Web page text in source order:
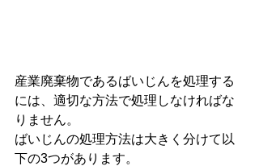
産業廃棄物であるばいじんを処理する
には、適切な方法で処理しなければな
りません。
ばいじんの処理方法は大きく分けて以
下の3つがあります。